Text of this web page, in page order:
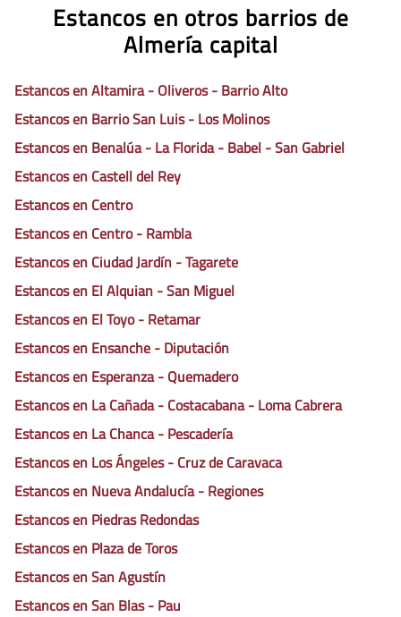
Estancos en otros barrios de
Almería capital
Estancos en Altamira - Oliveros - Barrio Alto
Estancos en Barrio San Luis - Los Molinos
Estancos en Benalúa - La Florida - Babel - San Gabriel
Estancos en Castell del Rey
Estancos en Centro
Estancos en Centro - Rambla
Estancos en Ciudad Jardín - Tagarete
Estancos en El Alquian - San Miguel
Estancos en El Toyo - Retamar
Estancos en Ensanche - Diputación
Estancos en Esperanza - Quemadero
Estancos en La Cañada - Costacabana - Loma Cabrera
Estancos en La Chanca - Pescadería
Estancos en Los Ángeles - Cruz de Caravaca
Estancos en Nueva Andalucía - Regiones
Estancos en Piedras Redondas
Estancos en Plaza de Toros
Estancos en San Agustín
Estancos en San Blas - Pau